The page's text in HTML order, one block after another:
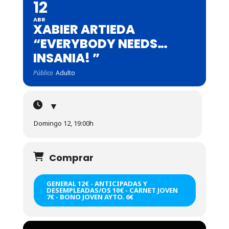
12
ABR
XABIER ARTIEDA
“EVERYBODY NEEDS…
INSANIA! ”
Público Adulto
▼
Domingo 12, 19:00h
Comprar
GENERAL 12€ - ANTICIPADAS Y
DESEMPLEADAS/OS 10€ - CARNET JOVEN
7€ - BONO JOVEN AYTO. 6€